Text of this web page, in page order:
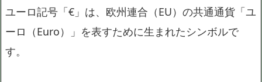
ユーロ記号「€」は、欧州連合（EU）の共通通貨「ユ
ーロ（Euro）」を表すために生まれたシンボルで
す。